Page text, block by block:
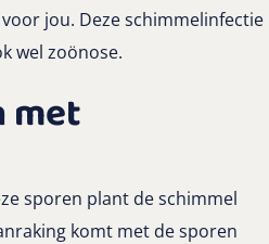
jou. Deze schimmelinfectie
wel zoönose.
met
sporen plant de schimmel
komt met de sporen